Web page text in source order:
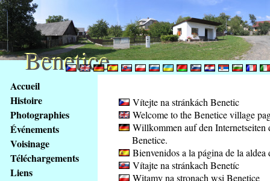
obsah
stránky
Klávesové
zkratky
tomto
webu
Accueil
Histoire
Photographies
Événements
Voisinage
Téléchargements
Liens
Vítejte na stránkách Benetic
Welcome to the Benetice village
Willkommen auf den Internetseiten
Benetice.
Bienvenidos a la página de la aldea
Vítajte na stránkach Benetíc
Witamy na stronach wsi Benetice
Benetice
Benetice